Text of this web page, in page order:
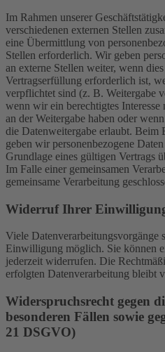
Im Rahmen unserer
verschiedenen externen Stellen
eine Übermittlung von
Stellen erforderlich. Wir geben
an externe Stellen weiter, wenn
Vertragserfüllung erforderlich ist,
verpflichtet sind (z. B. Weitergabe
wenn wir ein berechtigtes
an der Weitergabe haben oder
die Datenweitergabe erlaubt. Beim
geben wir personenbezogene
Grundlage eines gültigen Vertrags
Im Falle einer gemeinsamen
gemeinsame Verarbeitung
Widerruf Ihrer
Viele Datenverarbeitungsvorgänge
Einwilligung möglich. Sie können
jederzeit widerrufen. Die
erfolgten Datenverarbeitung bleibt
Widerspruchsrecht gegen
besonderen Fällen sowie
21 DSGVO)